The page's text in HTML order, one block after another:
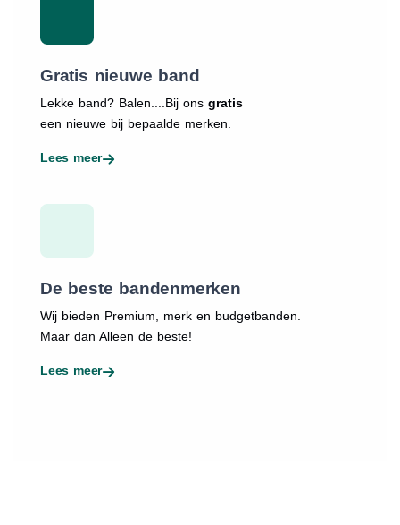
Gratis nieuwe band
Lekke band? Balen....Bij ons gratis
een nieuwe bij bepaalde merken.
Lees meer
De beste bandenmerken
Wij bieden Premium, merk en budgetbanden.
Maar dan Alleen de beste!
Lees meer